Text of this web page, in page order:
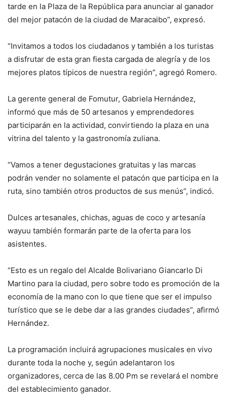
tarde en la Plaza de la República para anunciar al ganador
del mejor patacón de la ciudad de Maracaibo”, expresó.
“Invitamos a todos los ciudadanos y también a los turistas
a disfrutar de esta gran fiesta cargada de alegría y de los
mejores platos típicos de nuestra región”, agregó Romero.
La gerente general de Fomutur, Gabriela Hernández,
informó que más de 50 artesanos y emprendedores
participarán en la actividad, convirtiendo la plaza en una
vitrina del talento y la gastronomía zuliana.
“Vamos a tener degustaciones gratuitas y las marcas
podrán vender no solamente el patacón que participa en la
ruta, sino también otros productos de sus menús”, indicó.
Dulces artesanales, chichas, aguas de coco y artesanía
wayuu también formarán parte de la oferta para los
asistentes.
“Esto es un regalo del Alcalde Bolivariano Giancarlo Di
Martino para la ciudad, pero sobre todo es promoción de la
economía de la mano con lo que tiene que ser el impulso
turístico que se le debe dar a las grandes ciudades”, afirmó
Hernández.
La programación incluirá agrupaciones musicales en vivo
durante toda la noche y, según adelantaron los
organizadores, cerca de las 8.00 Pm se revelará el nombre
del establecimiento ganador.